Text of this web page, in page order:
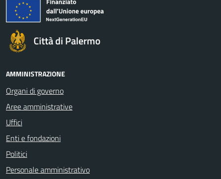
Città di Palermo
AMMINISTRAZIONE
Organi di governo
Aree amministrative
Uffici
Enti e fondazioni
Politici
Personale amministrativo